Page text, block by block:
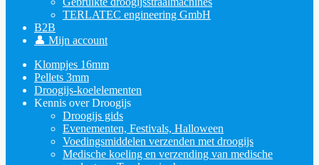
TERLATEC engineering GmbH
B2B
👤 Mijn account
Klompjes 16mm
Pellets 3mm
Droogijs-koelelementen
Kennis over Droogijs
Droogijs gids
Evenementen, Festivals, Halloween
Voedingsmiddelen verzenden met droogijs
Medische koeling en verzending van medische